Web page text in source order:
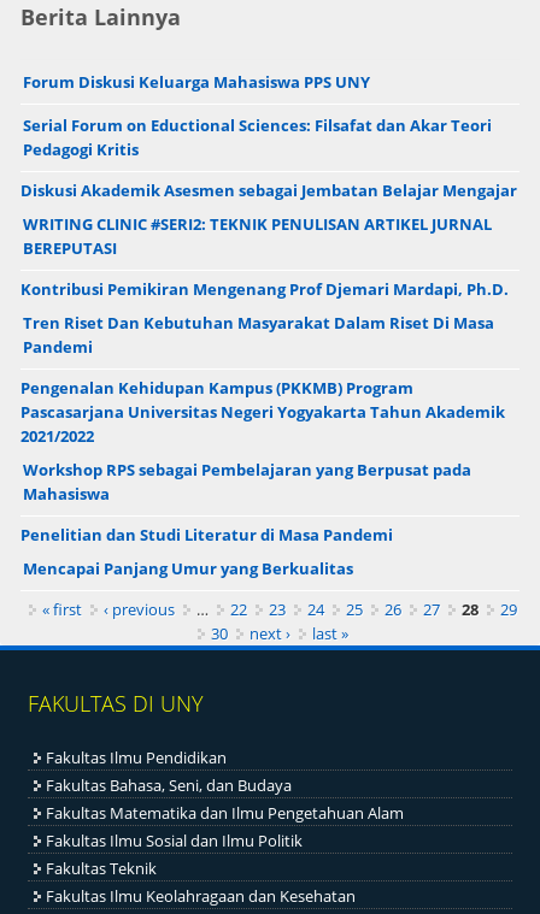
Berita Lainnya
Forum Diskusi Keluarga Mahasiswa PPS UNY
Serial Forum on Eductional Sciences: Filsafat dan Akar Teori
Pedagogi Kritis
Diskusi Akademik Asesmen sebagai Jembatan Belajar Mengajar
WRITING CLINIC #SERI2: TEKNIK PENULISAN ARTIKEL JURNAL
BEREPUTASI
Kontribusi Pemikiran Mengenang Prof Djemari Mardapi, Ph.D.
Tren Riset Dan Kebutuhan Masyarakat Dalam Riset Di Masa
Pandemi
Pengenalan Kehidupan Kampus (PKKMB) Program
Pascasarjana Universitas Negeri Yogyakarta Tahun Akademik
2021/2022
Workshop RPS sebagai Pembelajaran yang Berpusat pada
Mahasiswa
Penelitian dan Studi Literatur di Masa Pandemi
Mencapai Panjang Umur yang Berkualitas
Pages
« first ‹ previous … 22 23 24 25 26 27 28
29
30
next › last »
FAKULTAS DI UNY
Fakultas Ilmu Pendidikan
Fakultas Bahasa, Seni, dan Budaya
Fakultas Matematika dan Ilmu Pengetahuan Alam
Fakultas Ilmu Sosial dan Ilmu Politik
Fakultas Teknik
Fakultas Ilmu Keolahragaan dan Kesehatan